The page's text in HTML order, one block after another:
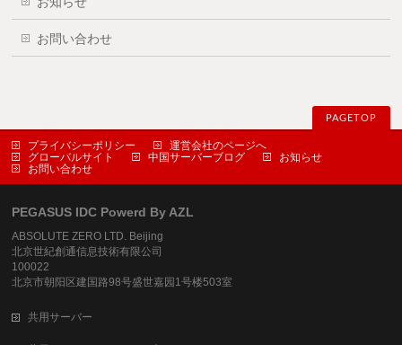
お問い合わせ
PAGETOP
プライバシーポリシー
運営会社のページへ
グローバルサイト
中国サーバーブログ
お知らせ
お問い合わせ
PEGASUS IDC Powerd By AZL
ABSOLUTE ZERO LTD. Beijing
北京世紀創通信息技術有限公司
100022
北京市朝阳区建国路98号盛世嘉园1号楼503室
共用サーバー